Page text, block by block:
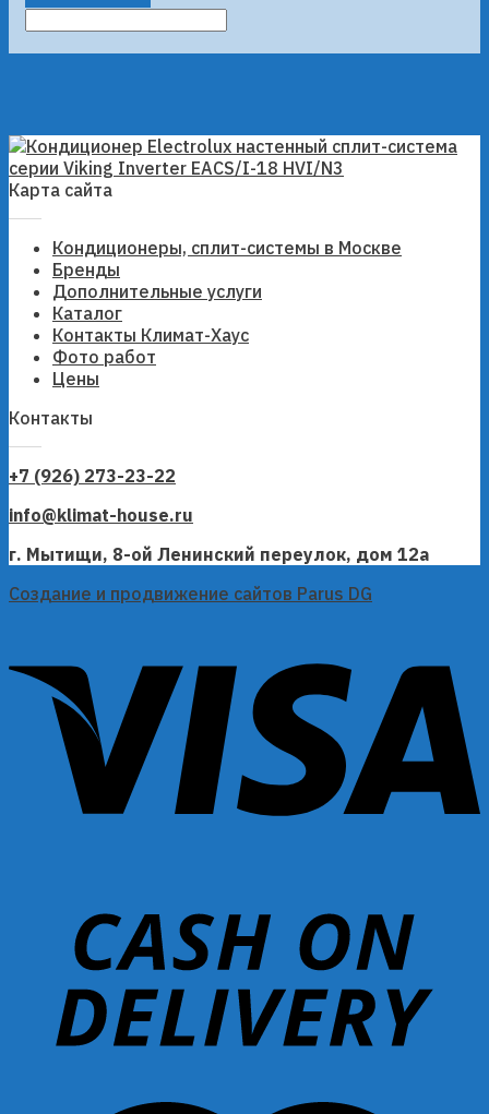
Карта сайта
Кондиционеры, сплит-системы в Москве
Бренды
Дополнительные услуги
Каталог
Контакты Климат-Хаус
Фото работ
Цены
Контакты
+7 (926) 273-23-22
info@klimat-house.ru
г. Мытищи, 8-ой Ленинский переулок, дом 12а
Создание и продвижение сайтов Parus DG